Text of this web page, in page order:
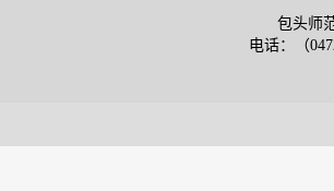
包头师
电话：（